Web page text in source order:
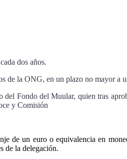
dos años.
de la ONG, en un plazo no mayor a
Fondo del Muular, quien tras
y Comisión
de un euro o equivalencia en
de la delegación.